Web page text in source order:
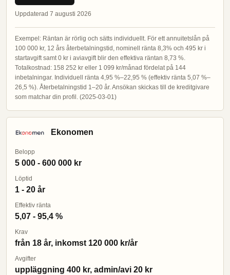
Uppdaterad 7 augusti 2026
Exempel: Räntan är rörlig och sätts individuellt. För ett annuitetslån på
100 000 kr, 12 års återbetalningstid, nominell ränta 8,3% och 495 kr i
startavgift samt 0 kr i aviavgift blir den effektiva räntan 8,73 %.
Totalkostnad: 158 252 kr eller 1 099 kr/månad fördelat på 144
inbetalningar. Individuell ränta 4,95 %–22,95 % (effektiv ränta 5,07 %–
26,5 %). Återbetalningstid 1–20 år. Ansökan skickas till de kreditgivare
som matchar din profil. (2025-03-01)
Ekonomen
Belopp
5 000 - 600 000 kr
Löptid
1 - 20 år
Effektiv ränta
5,07 - 95,4 %
Krav
från 18 år, inkomst 120 000 kr/år
Avgifter
uppläggning 400 kr, admin/avi 20 kr